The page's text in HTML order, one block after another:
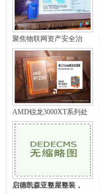
聚焦物联网资产安全治
AMD锐龙3000XT系列处
启德凯森亚整屋整装，